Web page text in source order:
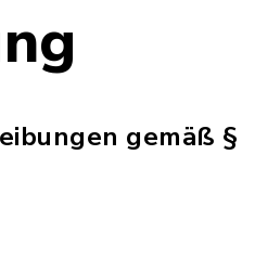
gemäß §